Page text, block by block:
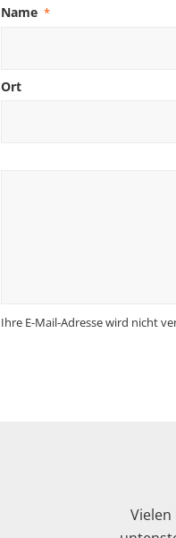
Name *
Ort
Ihre E-Mail-Adresse wird nicht